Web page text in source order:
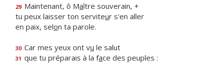
29 Maintenant, ô Maître souverain, +
tu peux laisser ton serviteur s'en aller
en paix, selon ta parole.
30 Car mes yeux ont vu le salut
31 que tu préparais à la face des peuples :